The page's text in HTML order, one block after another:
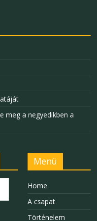
meg a negyedikben a
Menü
Home
A csapat
Történelem